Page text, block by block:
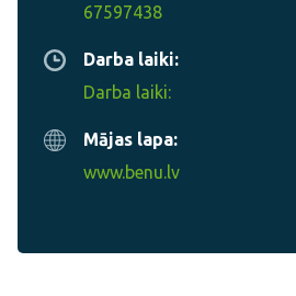
67597438
Darba laiki:
Darba laiki:
Mājas lapa:
www.benu.lv